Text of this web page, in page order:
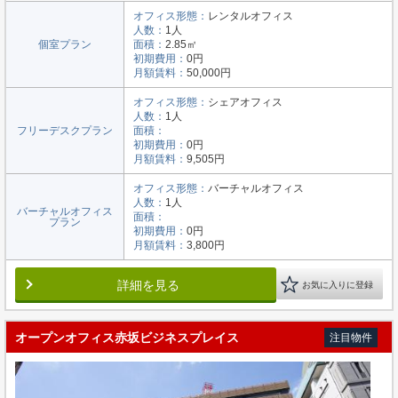
個室プラン
オフィス形態： レンタルオフィス
人数： 1人
面積： 2.85㎡
初期費用： 0円
月額賃料： 50,000円
フリーデスクプラン
オフィス形態： シェアオフィス
人数： 1人
面積：
初期費用： 0円
月額賃料： 9,505円
バーチャルオフィス
プラン
オフィス形態： バーチャルオフィス
人数： 1人
面積：
初期費用： 0円
月額賃料： 3,800円
詳細を見る お気に入りに登録
オープンオフィス赤坂ビジネスプレイス 注目物件